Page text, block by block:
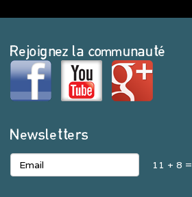
Rejoignez la communauté
Newsletters
11 + 8 =